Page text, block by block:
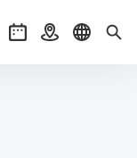
Veranstaltungen
AnreiseSprache